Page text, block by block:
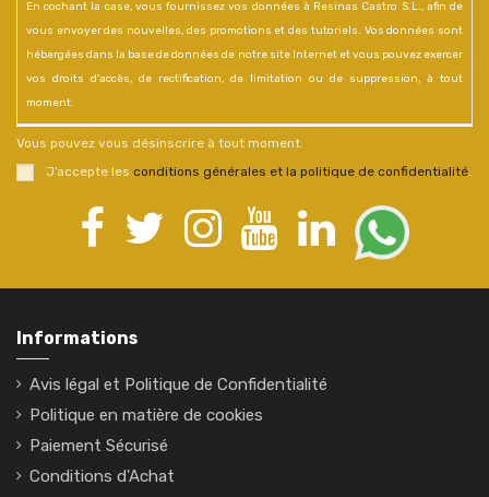
En cochant la case, vous fournissez vos données à Resinas Castro S.L., afin de
vous envoyer des nouvelles, des promotions et des tutoriels. Vos données sont
hébergées dans la base de données de notre site Internet et vous pouvez exercer
vos droits d'accès, de rectification, de limitation ou de suppression, à tout
moment.
Vous pouvez vous désinscrire à tout moment.
J’accepte les conditions générales et la politique de confidentialité.
Informations
Avis légal et Politique de Confidentialité
Politique en matière de cookies
Paiement Sécurisé
Conditions d'Achat